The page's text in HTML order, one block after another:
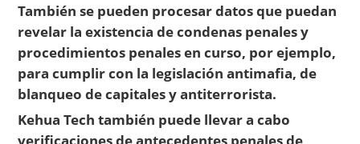
También se pueden procesar datos que puedan
revelar la existencia de condenas penales y
procedimientos penales en curso, por ejemplo,
para cumplir con la legislación antimafia, de
blanqueo de capitales y antiterrorista.
Kehua Tech también puede llevar a cabo